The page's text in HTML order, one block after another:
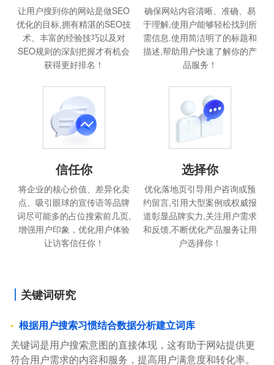
让用户搜到你的网站是做SEO
优化的目标,拥有精湛的SEO技
术、丰富的经验技巧以及对
SEO规则的深刻把握才有机会
获得更好排名！
确保网站内容清晰、准确、易
于理解,使用户能够轻松找到所
需信息.使用简洁明了的标题和
描述,帮助用户快速了解你的产
品服务！
信任你
将企业的核心价值、差异化卖
点、吸引眼球的宣传语等品牌
词尽可能多的占位搜索前几页,
增强用户印象，优化用户体验
让访客信任你！
选择你
优化落地页引导用户咨询或预
约留言,引用大型案例或权威报
道彰显品牌实力,关注用户需求
和反馈,不断优化产品服务让用
户选择你！
关键词研究
根据用户搜索习惯结合数据分析建立词库
关键词是用户搜索意图的直接体现，这有助于网站提供更
符合用户需求的内容和服务，提高用户满意度和转化率。